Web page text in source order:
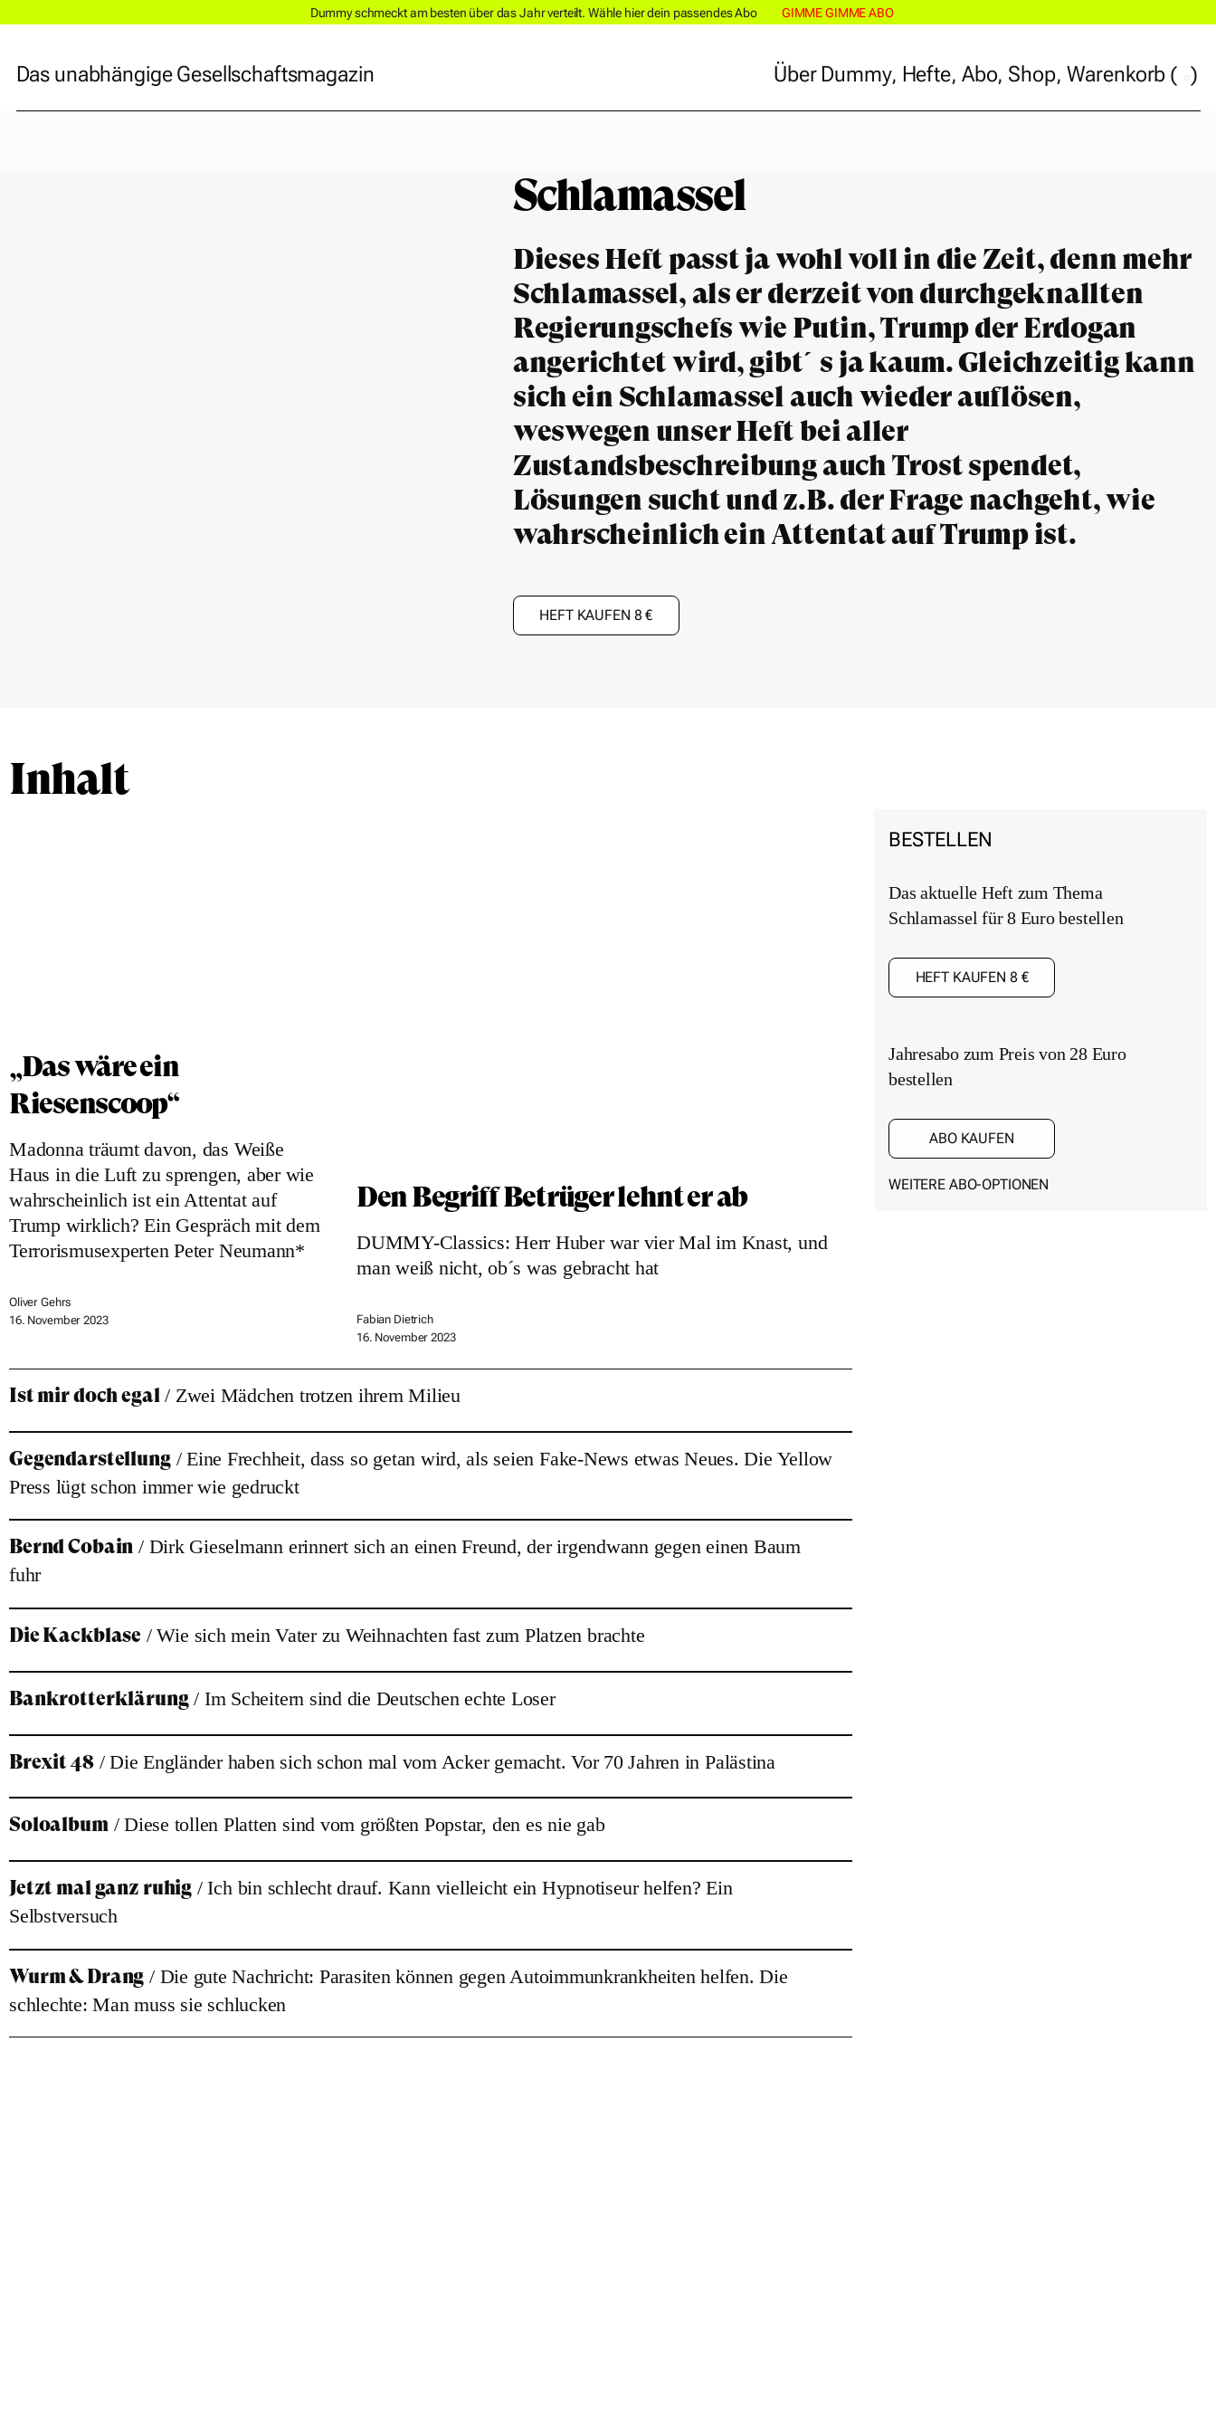
Dummy schmeckt am besten über das Jahr verteilt. Wähle hier dein passendes Abo GIMME GIMME ABO
Das unabhängige Gesellschaftsmagazin Über Dummy, Hefte, Abo, Shop, Warenkorb ( )
Über Dummy,Hefte,Abo,Shop,Warenkorb(
Schlamassel
Dieses Heft passt ja wohl voll in die Zeit, denn mehr
Schlamassel, als er derzeit von durchgeknallten
Regierungschefs wie Putin, Trump der Erdogan
angerichtet wird, gibt´s ja kaum. Gleichzeitig kann
sich ein Schlamassel auch wieder auflösen,
weswegen unser Heft bei aller
Zustandsbeschreibung auch Trost spendet,
Lösungen sucht und z.B. der Frage nachgeht, wie
wahrscheinlich ein Attentat auf Trump ist.
HEFT KAUFEN 8 €
BESTELLEN
Das aktuelle Heft zum Thema
Schlamassel für 8 Euro bestellen
HEFT KAUFEN 8 €
Jahresabo zum Preis von 28 Euro
bestellen
ABO KAUFEN
WEITERE ABO-OPTIONEN
Inhalt
„Das wäre ein
Riesenscoop“
Madonna träumt davon, das Weiße
Haus in die Luft zu sprengen, aber wie
wahrscheinlich ist ein Attentat auf
Trump wirklich? Ein Gespräch mit dem
Terrorismusexperten Peter Neumann*
Oliver Gehrs
16. November 2023
Den Begriff Betrüger lehnt er ab
DUMMY-Classics: Herr Huber war vier Mal im Knast, und
man weiß nicht, ob´s was gebracht hat
Fabian Dietrich
16. November 2023
Ist mir doch egal/ Zwei Mädchen trotzen ihrem Milieu
Gegendarstellung/ Eine Frechheit, dass so getan wird, als seien Fake-News etwas Neues. Die Yellow
Press lügt schon immer wie gedruckt
Bernd Cobain / Dirk Gieselmann erinnert sich an einen Freund, der irgendwann gegen einen Baum
fuhr
Die Kackblase / Wie sich mein Vater zu Weihnachten fast zum Platzen brachte
Bankrotterklärung/ Im Scheitern sind die Deutschen echte Loser
Brexit 48/ Die Engländer haben sich schon mal vom Acker gemacht. Vor 70 Jahren in Palästina
Soloalbum/ Diese tollen Platten sind vom größten Popstar, den es nie gab
Jetzt mal ganz ruhig / Ich bin schlecht drauf. Kann vielleicht ein Hypnotiseur helfen? Ein
Selbstversuch
Wurm & Drang / Die gute Nachricht: Parasiten können gegen Autoimmunkrankheiten helfen. Die
schlechte: Man muss sie schlucken